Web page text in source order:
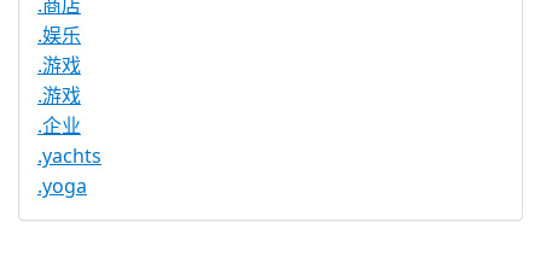
.商店
.娱乐
.游戏
.游戏
.企业
.yachts
.yoga